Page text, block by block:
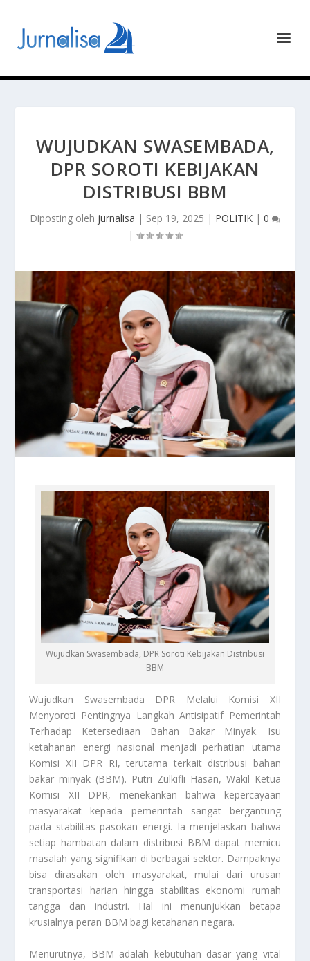
WUJUDKAN SWASEMBADA,
DPR SOROTI KEBIJAKAN
DISTRIBUSI BBM
Diposting oleh jurnalisa | Sep 19, 2025 | POLITIK | 0
|
Wujudkan Swasembada, DPR Soroti Kebijakan Distribusi
BBM
Wujudkan Swasembada DPR Melalui Komisi XII
Menyoroti Pentingnya Langkah Antisipatif Pemerintah
Terhadap Ketersediaan Bahan Bakar Minyak. Isu
ketahanan energi nasional menjadi perhatian utama
Komisi XII DPR RI, terutama terkait distribusi bahan
bakar minyak (BBM). Putri Zulkifli Hasan, Wakil Ketua
Komisi XII DPR, menekankan bahwa kepercayaan
masyarakat kepada pemerintah sangat bergantung
pada stabilitas pasokan energi. Ia menjelaskan bahwa
setiap hambatan dalam distribusi BBM dapat memicu
masalah yang signifikan di berbagai sektor. Dampaknya
bisa dirasakan oleh masyarakat, mulai dari urusan
transportasi harian hingga stabilitas ekonomi rumah
tangga dan industri. Hal ini menunjukkan betapa
krusialnya peran BBM bagi ketahanan negara.
Menurutnya, BBM adalah kebutuhan dasar yang vital